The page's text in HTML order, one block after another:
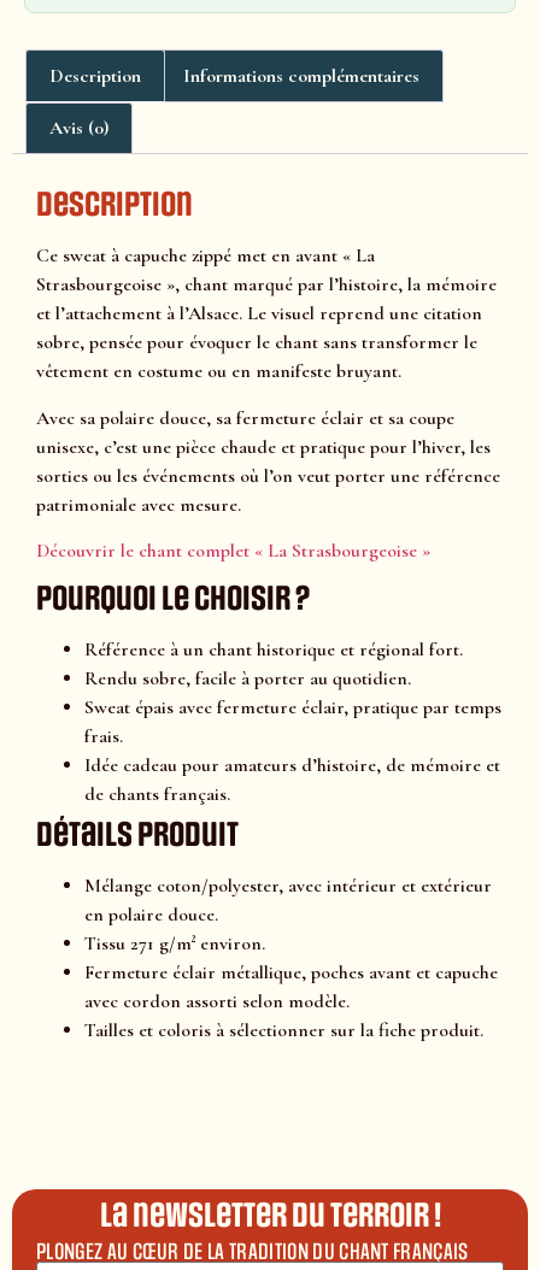
Description Informations complémentaires
Avis (0)
Description
Ce sweat à capuche zippé met en avant « La
Strasbourgeoise », chant marqué par l’histoire, la mémoire
et l’attachement à l’Alsace. Le visuel reprend une citation
sobre, pensée pour évoquer le chant sans transformer le
vêtement en costume ou en manifeste bruyant.
Avec sa polaire douce, sa fermeture éclair et sa coupe
unisexe, c’est une pièce chaude et pratique pour l’hiver, les
sorties ou les événements où l’on veut porter une référence
patrimoniale avec mesure.
Découvrir le chant complet « La Strasbourgeoise »
Pourquoi le choisir ?
Référence à un chant historique et régional fort.
Rendu sobre, facile à porter au quotidien.
Sweat épais avec fermeture éclair, pratique par temps
frais.
Idée cadeau pour amateurs d’histoire, de mémoire et
de chants français.
Détails produit
Mélange coton/polyester, avec intérieur et extérieur
en polaire douce.
Tissu 271 g/m² environ.
Fermeture éclair métallique, poches avant et capuche
avec cordon assorti selon modèle.
Tailles et coloris à sélectionner sur la fiche produit.
La newsletter du terroir !
PLONGEZ AU CŒUR DE LA TRADITION DU CHANT FRANÇAIS